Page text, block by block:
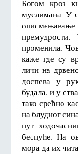
Богом кроз
муслимана. У
описмењавање
променила.
каже где су
личи на
доспева у
будала, и у
тако срећно
на блудног
пут
беспуће. На
мора да их